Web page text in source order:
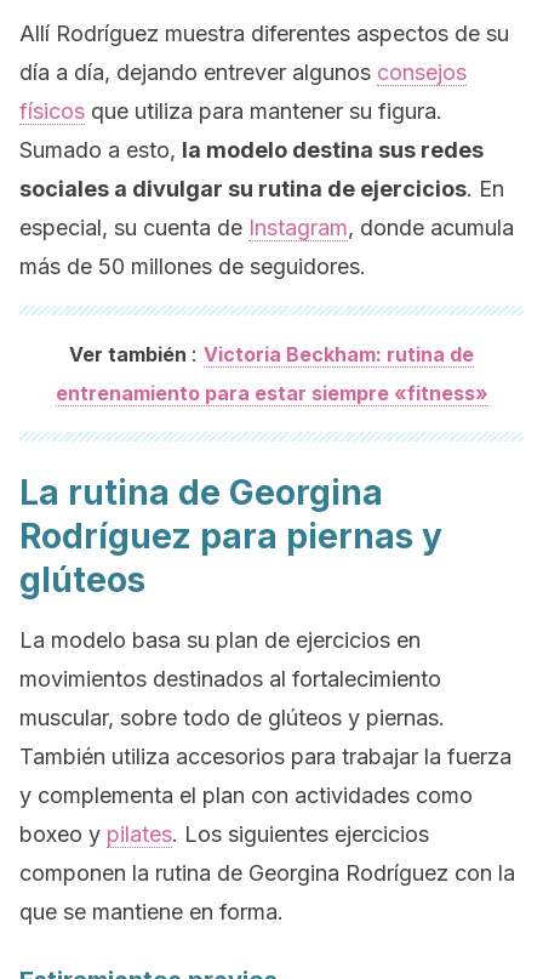
Allí Rodríguez muestra diferentes aspectos de su
día a día, dejando entrever algunos consejos
físicos que utiliza para mantener su figura.
Sumado a esto, la modelo destina sus redes
sociales a divulgar su rutina de ejercicios. En
especial, su cuenta de Instagram, donde acumula
más de 50 millones de seguidores.
Ver también : Victoria Beckham: rutina de
entrenamiento para estar siempre «fitness»
La rutina de Georgina
Rodríguez para piernas y
glúteos
La modelo basa su plan de ejercicios en
movimientos destinados al fortalecimiento
muscular, sobre todo de glúteos y piernas.
También utiliza accesorios para trabajar la fuerza
y complementa el plan con actividades como
boxeo y pilates. Los siguientes ejercicios
componen la rutina de Georgina Rodríguez con la
que se mantiene en forma.